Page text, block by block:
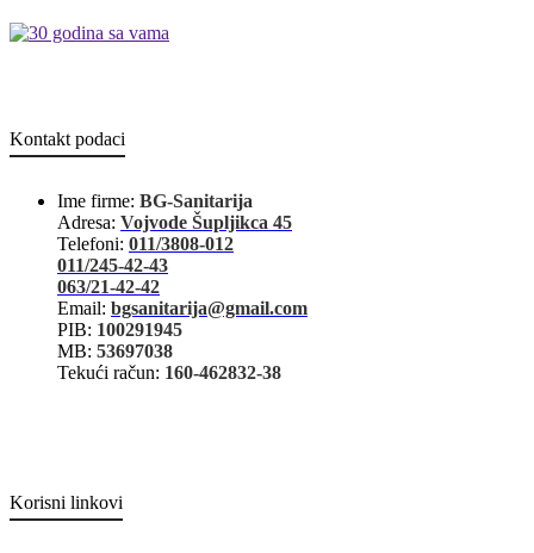
Kontakt podaci
Ime firme: BG-Sanitarija
Adresa: Vojvode Šupljikca 45
Telefoni: 011/3808-012
011/245-42-43
063/21-42-42
Email: bgsanitarija@gmail.com
PIB: 100291945
MB: 53697038
Tekući račun: 160-462832-38
Korisni linkovi